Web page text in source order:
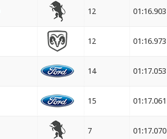
12 01:16.903
12 01:16.973
14 01:17.053
15 01:17.061
7 01:17.070